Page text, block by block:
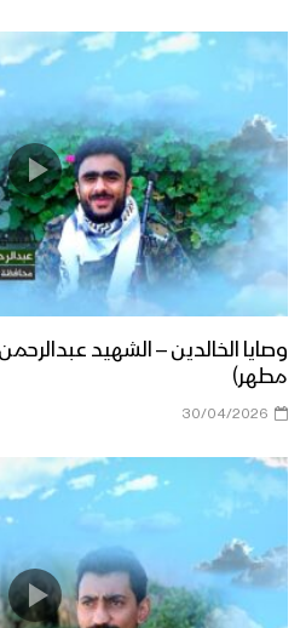
وصايا الخالدين – الشهيد
مطهر)
30/04/2026